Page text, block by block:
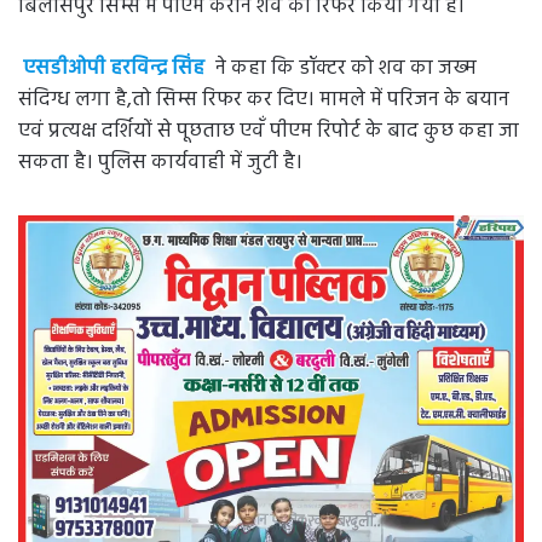
बिलासपुर सिम्स में पीएम कराने शव को रिफर किया गया है।
एसडीओपी हरविन्द्र सिंह ने कहा कि डॉक्टर को शव का जख्म
संदिग्ध लगा है,तो सिम्स रिफर कर दिए। मामले में परिजन के बयान
एवं प्रत्यक्ष दर्शियों से पूछताछ एवँ पीएम रिपोर्ट के बाद कुछ कहा जा
सकता है। पुलिस कार्यवाही में जुटी है।